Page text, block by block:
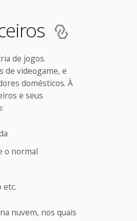
de jogos.
de videogame, e
domésticos. À
e seus
o normal
etc.
nuvem, nos quais